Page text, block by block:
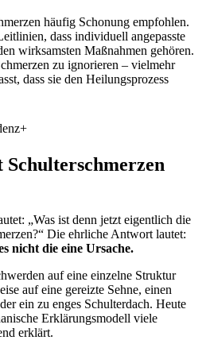
häufig Schonung empfohlen.
dass individuell angepasste
wirksamsten Maßnahmen gehören.
zu ignorieren – vielmehr
dass sie den Heilungsprozess
+
Schulterschmerzen
„Was ist denn jetzt eigentlich die
Die ehrliche Antwort lautet:
nicht die eine Ursache.
auf eine einzelne Struktur
auf eine gereizte Sehne, einen
ein zu enges Schulterdach. Heute
Erklärungsmodell viele
erklärt.